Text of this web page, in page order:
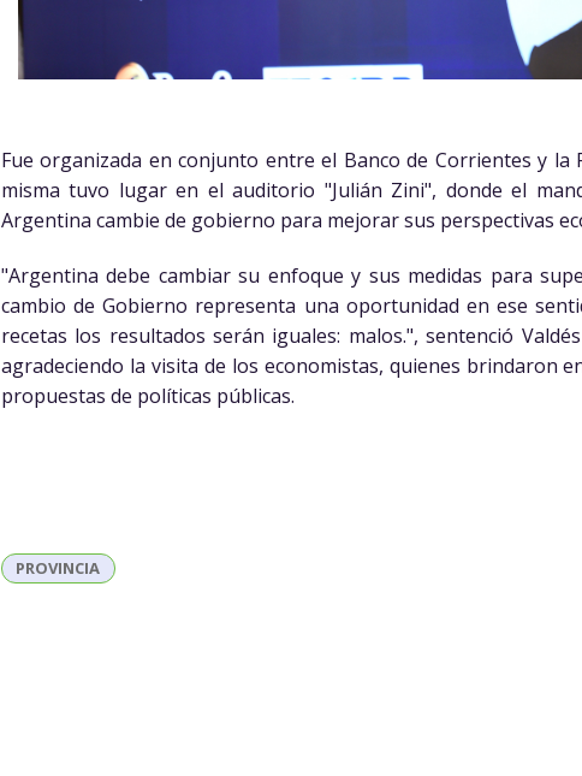
Fue organizada en conjunto entre el Banco de Corrientes y la
misma tuvo lugar en el auditorio "Julián Zini", donde el
Argentina cambie de gobierno para mejorar sus perspectivas
"Argentina debe cambiar su enfoque y sus medidas para
cambio de Gobierno representa una oportunidad en ese
recetas los resultados serán iguales: malos.", sentenció
agradeciendo la visita de los economistas, quienes brindaron
propuestas de políticas públicas.
PROVINCIA